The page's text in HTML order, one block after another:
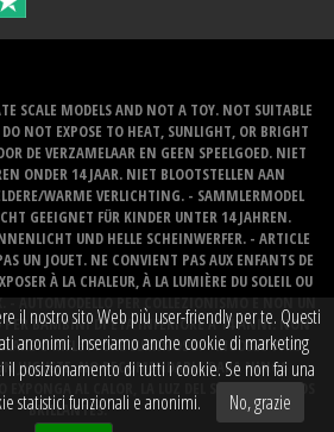
SCALE MODELS AND NOT A TOY. NOT SUITABLE
NOT EXPOSE TO HEAT, SUNLIGHT, OR BRIGHT
DE VERZAMELAAR EN GEEN SPEELGOED. NIET
ONDER 14 JAAR. NIET BLOOTSTELLEN AAN
WARME VERLICHTING. - SAMMLERMODEL
GEEIGNET FÜR KINDER UNTER 14 JAHREN.
UND HELLE SCHEINWERFER. - ARTICLE
UN JOUET. NE CONVIENT PAS AUX ENFANTS DE
À LA CHALEUR, À LA LUMIÈRE DU SOLEIL OU
- AUTOMODELLO PER COLLEZIONISMO E NON UN
BAMBINI DI ETA INFERIORE A 14 ANNI. NON
O RIFLETTORE LUMINOSO. - MODELO PARA
JUGUETE. NO RECOMENDABLE PARA NINOS
AL CALOR, LA LUZ DEL SOL O LOS FOCOS
BRILLANTES.
il nostro sito Web più user-friendly per te. Questi
anonimi. Inseriamo anche cookie di marketing
il ​​posizionamento di tutti i cookie. Se non fai una
statistici funzionali e anonimi.
No, grazie